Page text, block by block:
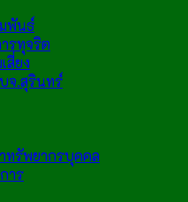
พันธ์
รทุจริต
สี่ยง
จ.สุรินทร์
ทรัพยากรบุคคล
าร